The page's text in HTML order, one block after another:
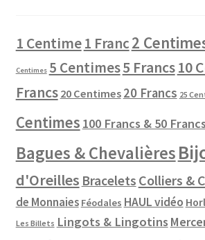
1 Centime1 Franc2
Centimes 5 Centimes5 Francs10
Francs 20 Centimes 20 Francs 25
Centimes 100 Francs & 50 Francs
Bagues & Chevalières
d'Oreilles Bracelets Colliers &
de Monnaies Féodales HAUL vidéo
Les Billets Lingots & Lingotins